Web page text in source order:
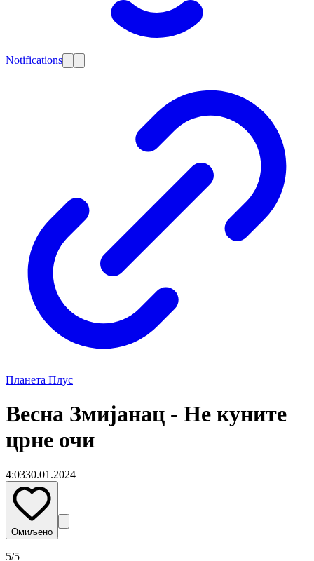
Notifications
Планета Плус
Весна Змијанац - Не куните
црне очи
4:0330.01.2024
Омиљено
5/5